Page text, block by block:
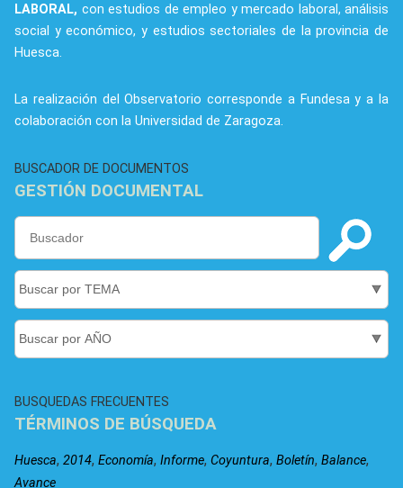
LABORAL, con estudios de empleo y mercado laboral, análisis
social y económico, y estudios sectoriales de la provincia de
Huesca.
La realización del Observatorio corresponde a Fundesa y a la
colaboración con la Universidad de Zaragoza.
BUSCADOR DE DOCUMENTOS
GESTIÓN DOCUMENTAL
BUSQUEDAS FRECUENTES
TÉRMINOS DE BÚSQUEDA
Huesca, 2014, Economía, Informe, Coyuntura, Boletín, Balance,
Avance